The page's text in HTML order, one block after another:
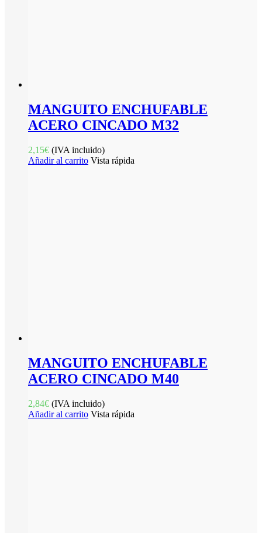
MANGUITO ENCHUFABLE
ACERO CINCADO M32
2,15€ (IVA incluido)
Añadir al carrito Vista rápida
MANGUITO ENCHUFABLE
ACERO CINCADO M40
2,84€ (IVA incluido)
Añadir al carrito Vista rápida